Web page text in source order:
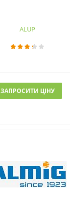
ALUP
ЗАПРОСИТИ ЦІНУ